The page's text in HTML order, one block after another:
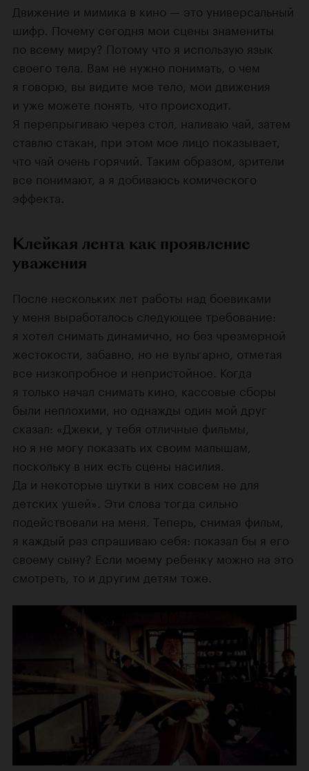
Движение и мимика в кино — это универсальный
шифр. Почему сегодня мои сцены знамениты
по всему миру? Потому что я использую язык
своего тела. Вам не нужно понимать, о чем
я говорю, вы видите мое тело, мои движения
и уже можете понять, что происходит.
Я перепрыгиваю через стол, наливаю чай, затем
ставлю стакан, при этом мое лицо показывает,
что чай очень горячий. Таким образом, зрители
все понимают, а я добиваюсь комического
эффекта.
Клейкая лента как проявление
уважения
После нескольких лет работы над боевиками
у меня выработалось следующее требование:
я хотел снимать динамично, но без чрезмерной
жестокости, забавно, но не вульгарно, отметая
все низкопробное и непристойное. Когда
я только начал снимать кино, кассовые сборы
были неплохими, но однажды один мой друг
сказал: «Джеки, у тебя отличные фильмы,
но я не могу показать их своим малышам,
поскольку в них есть сцены насилия.
Да и некоторые шутки в них совсем не для
детских ушей». Эти слова тогда сильно
подействовали на меня. Теперь, снимая фильм,
я каждый раз спрашиваю себя: показал бы я его
своему сыну? Если моему ребенку можно на это
смотреть, то и другим детям тоже.